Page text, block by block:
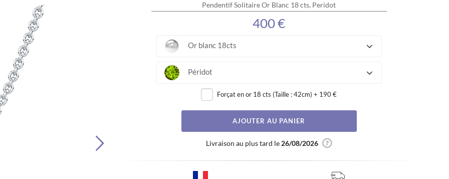
Pendentif Solitaire Or Blanc 18 cts, Peridot
400 €
Or blanc 18cts
Péridot
Forçat en or 18 cts (Taille : 42cm) + 190 €
AJOUTER AU PANIER
Livraison au plus tard le 26/08/2026